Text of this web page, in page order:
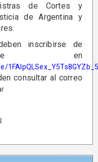
de Cortes y
de Argentina y
inscribirse de
en
consultar al correo